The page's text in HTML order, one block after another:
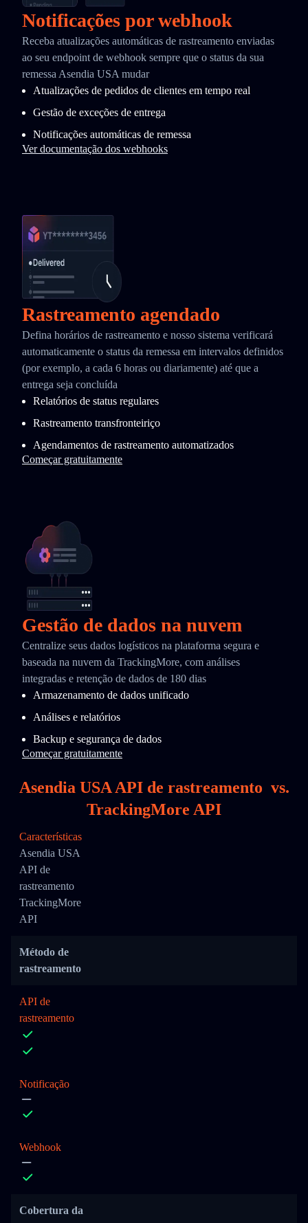
Notificações por webhook
Receba atualizações automáticas de rastreamento enviadas
ao seu endpoint de webhook sempre que o status da sua
remessa Asendia USA mudar
Atualizações de pedidos de clientes em tempo real
Gestão de exceções de entrega
Notificações automáticas de remessa
Ver documentação dos webhooks
Rastreamento agendado
Defina horários de rastreamento e nosso sistema verificará
automaticamente o status da remessa em intervalos definidos
(por exemplo, a cada 6 horas ou diariamente) até que a
entrega seja concluída
Relatórios de status regulares
Rastreamento transfronteiriço
Agendamentos de rastreamento automatizados
Começar gratuitamente
Gestão de dados na nuvem
Centralize seus dados logísticos na plataforma segura e
baseada na nuvem da TrackingMore, com análises
integradas e retenção de dados de 180 dias
Armazenamento de dados unificado
Análises e relatórios
Backup e segurança de dados
Começar gratuitamente
Asendia USA API de rastreamento vs.
TrackingMore API
Características
Asendia USA
API de
rastreamento
TrackingMore
API
Método de
rastreamento
API de
rastreamento
Notificação
Webhook
Cobertura da